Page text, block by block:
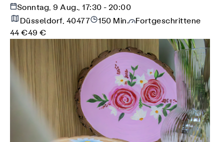
Sonntag, 9 Aug., 17:30 - 20:00
Düsseldorf, 40477
150 Min.
Fortgeschrittene
44 €49 €